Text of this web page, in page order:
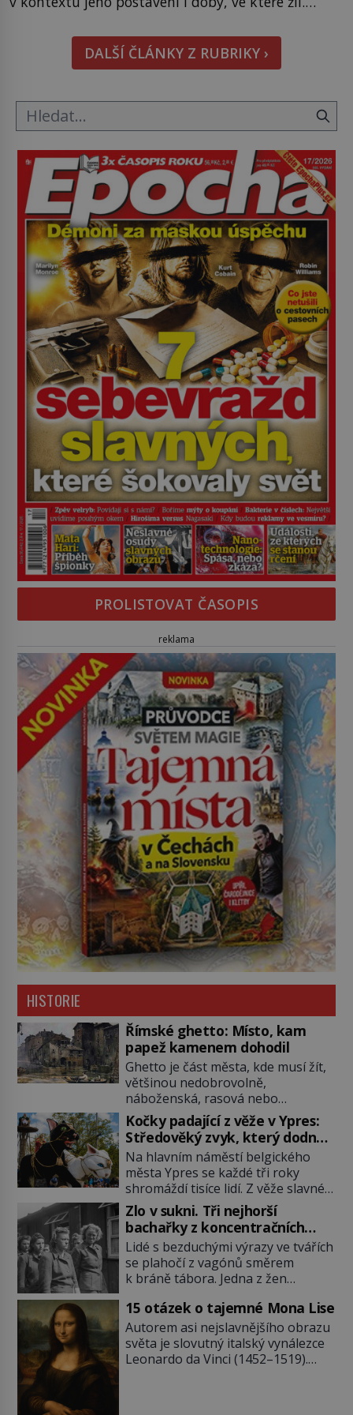
pravdu na padrť a prohlásit, že to byl jen životem
unavený a drogou ovládaný muž? Marcus Aurelius
byl zastáncem stoicismu, učení, […]
DALŠÍ ČLÁNKY Z RUBRIKY ›
PROLISTOVAT ČASOPIS
reklama
HISTORIE
Římské ghetto: Místo, kam
papež kamenem dohodil
Ghetto je část města, kde musí žít,
většinou nedobrovolně,
náboženská, rasová nebo
národnostní menšina obyvatel.
Bohaté historické zkušenosti mají s
takovým životem Židé. Už od
středověku jsou totiž v každou
chvíli nuceni v nějakém žít. Mezi ty
nejslavnější patří i římské ghetto
založené v roce 1555. Pokud jde o
vztah k Židům, nemá se Řím čím
chlubit. […]
Kočky padající z věže v Ypres:
Středověký zvyk, který dodnes
budí rozpaky
Na hlavním náměstí belgického
města Ypres se každé tři roky
shromáždí tisíce lidí. Z věže slavné
tržnice létají do davu kočky, diváci
jásají a snaží se je chytit. Naštěstí
už nejde o živá zvířata, ale jenom o
plyšové suvenýry. Kdysi to ale bylo
jinak. Tato veselá podívaná
připomíná jeden z nejpodivnějších
a zároveň nejkrutějších zvyků […]
Zlo v sukni. Tři nejhorší
bachařky z koncentračních
táborů
Lidé s bezduchými výrazy ve tvářích
se plahočí z vagónů směrem
k bráně tábora. Jedna z žen
jejich oči se setkají. Místo soucitu
však přichází gesto, které
nebožačku posílá rovnou do
plynové komory. Jména jako Rudolf
15 otázek o tajemné Mona Lise
Autorem asi nejslavnějšího obrazu
světa je slovutný italský vynálezce
Leonardo da Vinci (1452–1519).